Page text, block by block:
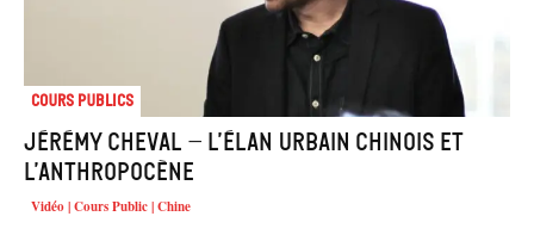
Cours Publics
Jérémy Cheval – L’élan urbain chinois et
l’Anthropocène
Vidéo | Cours Public | Chine